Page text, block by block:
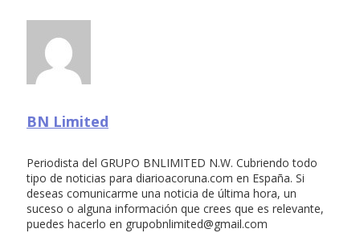
BN Limited
Periodista del GRUPO BNLIMITED N.W. Cubriendo todo
tipo de noticias para diarioacoruna.com en España. Si
deseas comunicarme una noticia de última hora, un
suceso o alguna información que crees que es relevante,
puedes hacerlo en grupobnlimited@gmail.com